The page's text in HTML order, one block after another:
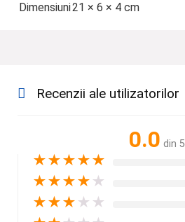
Dimensiuni21 × 6 × 4 cm
Recenzii ale utilizatorilor
0.0 din 5
★★★★★
★★★★ ★
★★★ ★ ★